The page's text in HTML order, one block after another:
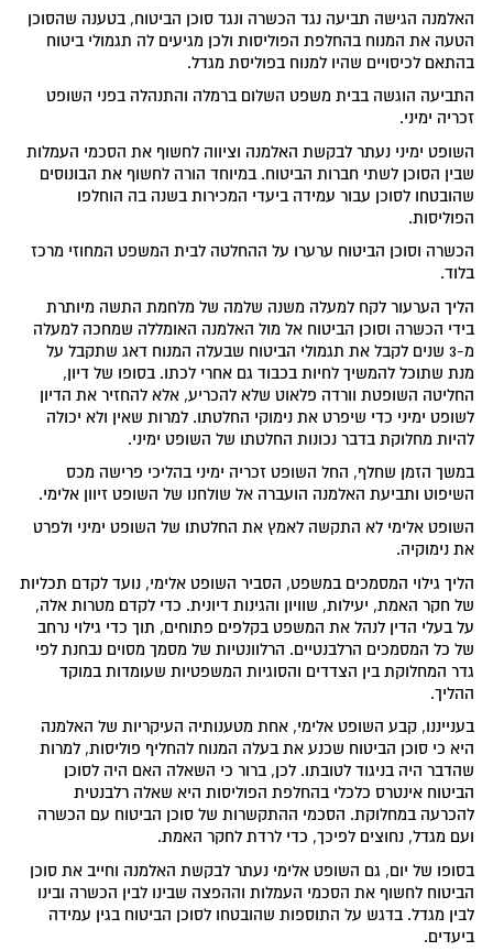
האלמנה הגישה תביעה נגד הכשרה ונגד סוכן הביטוח, בטענה שהסוכן
הטעה את המנוח בהחלפת הפוליסות ולכן מגיעים לה תגמולי ביטוח
בהתאם לכיסויים שהיו למנוח בפוליסת מגדל.
התביעה הוגשה בבית משפט השלום ברמלה והתנהלה בפני השופט
זכריה ימיני.
השופט ימיני נעתר לבקשת האלמנה וציווה לחשוף את הסכמי העמלות
שבין הסוכן לשתי חברות הביטוח. במיוחד הורה לחשוף את הבונוסים
שהובטחו לסוכן עבור עמידה ביעדי המכירות בשנה בה הוחלפו
הפוליסות.
הכשרה וסוכן הביטוח ערערו על ההחלטה לבית המשפט המחוזי מרכז
בלוד.
הליך הערעור לקח למעלה משנה שלמה של מלחמת התשה מיותרת
בידי הכשרה וסוכן הביטוח אל מול האלמנה האומללה שמחכה למעלה
מ-3 שנים לקבל את תגמולי הביטוח שבעלה המנוח דאג שתקבל על
מנת שתוכל להמשיך לחיות בכבוד גם אחרי לכתו. בסופו של דיון,
החליטה השופטת וורדה פלאוט שלא להכריע, אלא להחזיר את הדיון
לשופט ימיני כדי שיפרט את נימוקי החלטתו. למרות שאין ולא יכולה
להיות מחלוקת בדבר נכונות החלטתו של השופט ימיני.
במשך הזמן שחלף, החל השופט זכריה ימיני בהליכי פרישה מכס
השיפוט ותביעת האלמנה הועברה אל שולחנו של השופט זיוון אלימי.
השופט אלימי לא התקשה לאמץ את החלטתו של השופט ימיני ולפרט
את נימוקיה.
הליך גילוי המסמכים במשפט, הסביר השופט אלימי, נועד לקדם תכליות
של חקר האמת, יעילות, שוויון והגינות דיונית. כדי לקדם מטרות אלה,
על בעלי הדין לנהל את המשפט בקלפים פתוחים, תוך כדי גילוי נרחב
של כל המסמכים הרלבנטיים. הרלוונטיות של מסמך מסוים נבחנת לפי
גדר המחלוקת בין הצדדים והסוגיות המשפטיות שעומדות במוקד
ההליך.
בענייננו, קבע השופט אלימי, אחת מטענותיה העיקריות של האלמנה
היא כי סוכן הביטוח שכנע את בעלה המנוח להחליף פוליסות, למרות
שהדבר היה בניגוד לטובתו. לכן, ברור כי השאלה האם היה לסוכן
הביטוח אינטרס כלכלי בהחלפת הפוליסות היא שאלה רלבנטית
להכרעה במחלוקת. הסכמי ההתקשרות של סוכן הביטוח עם הכשרה
ועם מגדל, נחוצים לפיכך, כדי לרדת לחקר האמת.
בסופו של יום, גם השופט אלימי נעתר לבקשת האלמנה וחייב את סוכן
הביטוח לחשוף את הסכמי העמלות וההפצה שבינו לבין הכשרה ובינו
לבין מגדל. בדגש על התוספות שהובטחו לסוכן הביטוח בגין עמידה
ביעדים.